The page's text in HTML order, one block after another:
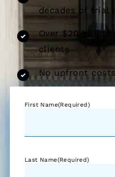
decades of trial
Over $20 billion
clients
No upfront
First Name(Required)
Last Name(Required)